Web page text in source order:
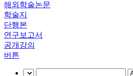
해외학술논문
학술지
단행본
연구보고서
공개강의
버튼